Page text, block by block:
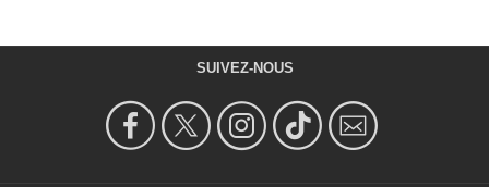
SUIVEZ-NOUS